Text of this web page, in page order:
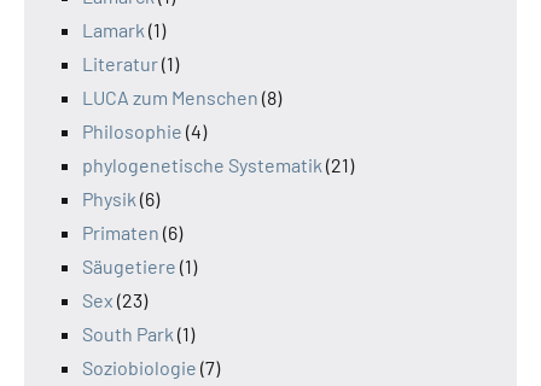
Lamark (1)
Literatur(1)
LUCA zum Menschen (8)
Philosophie (4)
phylogenetische Systematik (21)
Physik (6)
Primaten (6)
Säugetiere (1)
Sex (23)
South Park (1)
Soziobiologie (7)